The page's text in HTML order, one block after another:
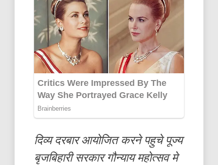
दिव्य दरबार आयोजित करने पहुचे पूज्य
बृजबिहारी सरकार गौन्याय महोत्सव मे